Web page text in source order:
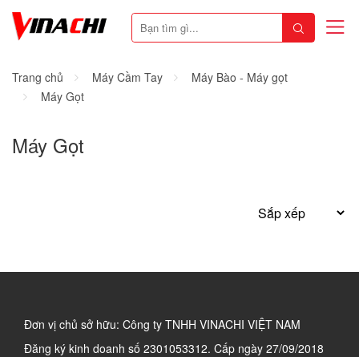
Trang chủ Máy Cầm Tay
Máy Bào - Máy gọt
Máy Gọt
Máy Gọt
Đơn vị chủ sở hữu: Công ty TNHH VINACHI VIỆT NAM
Đăng ký kinh doanh số 2301053312. Cấp ngày 27/09/2018